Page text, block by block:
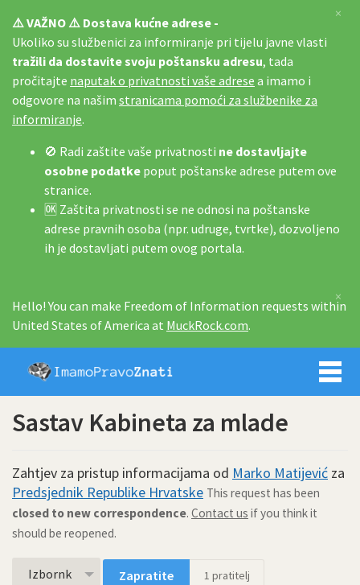
⚠️ VAŽNO ⚠️ Dostava kućne adrese -
Ukoliko su službenici za informiranje pri tijelu javne vlasti
tražili da dostavite svoju poštansku adresu, tada
pročitajte naputak o privatnosti vaše adrese a imamo i
odgovore na našim stranicama pomoći za službenike za
informiranje.
🚫 Radi zaštite vaše privatnosti ne dostavljajte
osobne podatke poput poštanske adrese putem ove
stranice.
🆗 Zaštita privatnosti se ne odnosi na poštanske
adrese pravnih osoba (npr. udruge, tvrtke), dozvoljeno
ih je dostavljati putem ovog portala.
×
Hello! You can make Freedom of Information requests within
United States of America at MuckRock.com.
×
Imamo
Sastav Kabineta za mlade
Zahtjev za pristup informacijama od Marko Matijević za
Predsjednik Republike Hrvatske This request has been
closed to new correspondence. Contact us if you think it
should be reopened.
Izbornk Zapratite 1 pratitelj